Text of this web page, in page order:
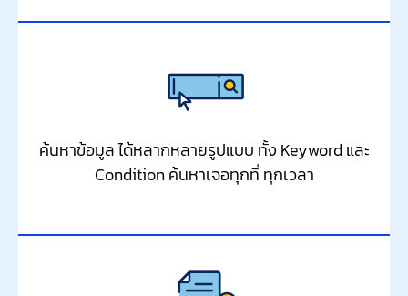
ค้นหาข้อมูล ได้หลากหลายรูปแบบ ทั้ง Keyword และ
Condition ค้นหาเจอทุกที่ ทุกเวลา